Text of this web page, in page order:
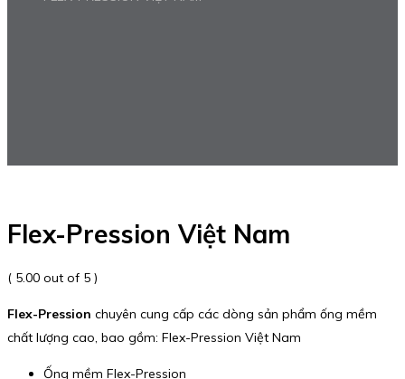
Flex-Pression Việt Nam
( 5.00 out of 5 )
Flex-Pression chuyên cung cấp các dòng sản phẩm ống mềm
chất lượng cao, bao gồm: Flex-Pression Việt Nam
Ống mềm Flex-Pression